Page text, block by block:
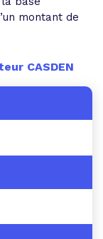
montant de
CASDEN